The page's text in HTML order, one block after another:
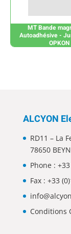
MT Bande
Autoadhésive -
OPKON
ALCYON
RD11 – La
78650
Phone :
Fax : +33
Conditions